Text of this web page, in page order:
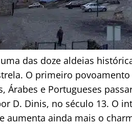
das doze aldeias
O primeiro
Árabes e Portugueses
D. Dinis, no século 13. O
aumenta ainda mais o